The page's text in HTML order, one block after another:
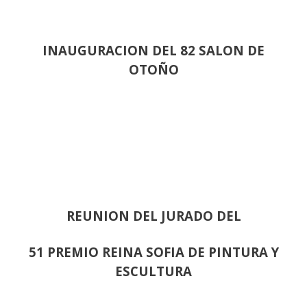
INAUGURACION DEL 82 SALON DE
OTOÑO
REUNION DEL JURADO DEL
51 PREMIO REINA SOFIA DE PINTURA Y
ESCULTURA